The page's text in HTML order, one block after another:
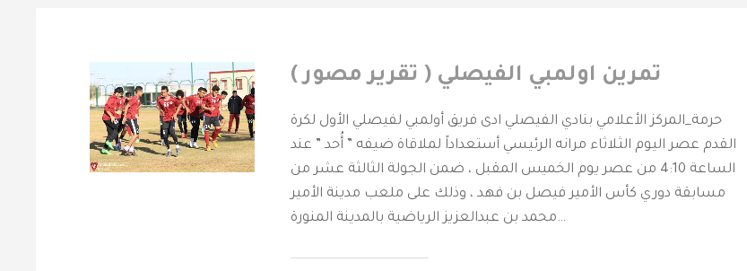
تمرين اولمبي الفيصلي ( تقرير مصور )
حرمة_المركز الأعلامي بنادي الفيصلي ادى فريق أولمبي لفيصلي الأول لكرة
القدم عصر اليوم الثلاثاء مرانه الرئيسي أستعداداً لملاقاة ضيفه ” أُحد ” عند
الساعة 4:10 من عصر يوم الخميس المقبل ، ضمن الجولة الثالثة عشر من
مسابقة دوري كأس الأمير فيصل بن فهد ، وذلك على ملعب مدينة الأمير
محمد بن عبدالعزيز الرياضية بالمدينة المنورة…